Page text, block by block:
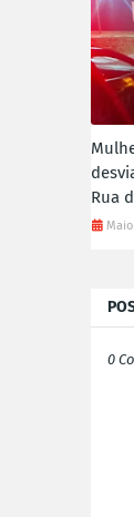
Rua
0